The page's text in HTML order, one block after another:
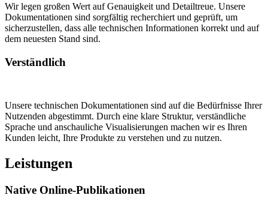
Wir legen großen Wert auf Genauigkeit und Detailtreue. Unsere
Dokumentationen sind sorgfältig recherchiert und geprüft, um
sicherzustellen, dass alle technischen Informationen korrekt und auf
dem neuesten Stand sind.
Verständlich
Unsere technischen Dokumentationen sind auf die Bedürfnisse Ihrer
Nutzenden abgestimmt. Durch eine klare Struktur, verständliche
Sprache und anschauliche Visualisierungen machen wir es Ihren
Kunden leicht, Ihre Produkte zu verstehen und zu nutzen.
Leistungen
Native Online-Publikationen